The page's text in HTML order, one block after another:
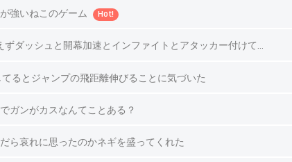
強いねこのゲーム Hot!
ずダッシュと開幕加速とインファイトとアタッカー付けて…
るとジャンプの飛距離伸びることに気づいた
ガンがカスなんてことある？
ら哀れに思ったのかネギを盛ってくれた